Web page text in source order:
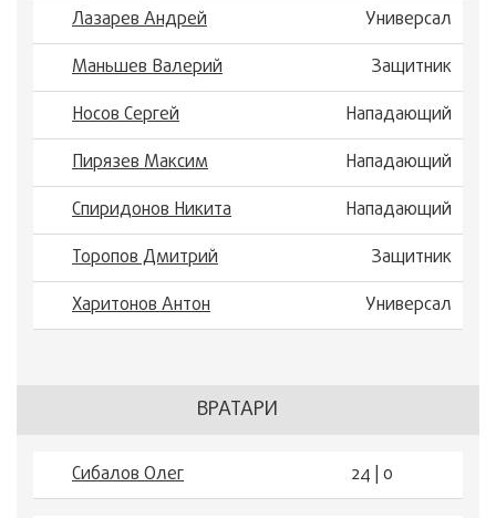
Лазарев Андрей
Универсал
Маньшев Валерий
Защитник
Носов Сергей
Нападающий
Пирязев Максим
Нападающий
Спиридонов Никита
Нападающий
Торопов Дмитрий
Защитник
Харитонов Антон
Универсал
ВРАТАРИ
Сибалов Олег 24 | 0